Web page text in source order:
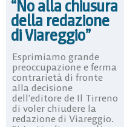
“No alla chiusura
della redazione
di Viareggio”
Esprimiamo grande
preoccupazione e ferma
contrarietà di fronte
alla decisione
dell’editore de Il Tirreno
di voler chiudere la
redazione di Viareggio.